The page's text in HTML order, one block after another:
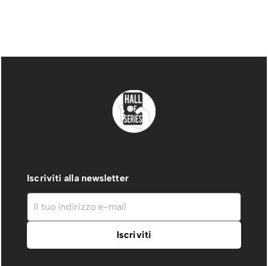
Iscriviti alla newsletter